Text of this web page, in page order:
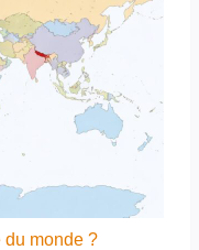
du monde ?